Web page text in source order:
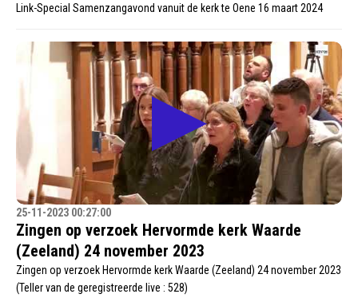
Link-Special Samenzangavond vanuit de kerk te Oene 16 maart 2024
25-11-2023 00:27:00
Zingen op verzoek Hervormde kerk Waarde
(Zeeland) 24 november 2023
Zingen op verzoek Hervormde kerk Waarde (Zeeland) 24 november 2023
(Teller van de geregistreerde live : 528)